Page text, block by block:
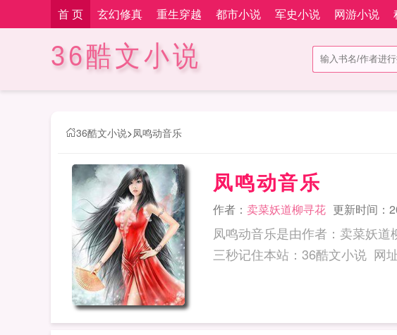
首 页 玄幻修真 重生穿越 都市小说 军史小说 网游小说
36酷文小说
36酷文小说>凤鸣动音乐
凤鸣动音乐
作者： 卖菜妖道柳寻花 更新时间：
凤鸣动音乐是由作者：卖菜妖道